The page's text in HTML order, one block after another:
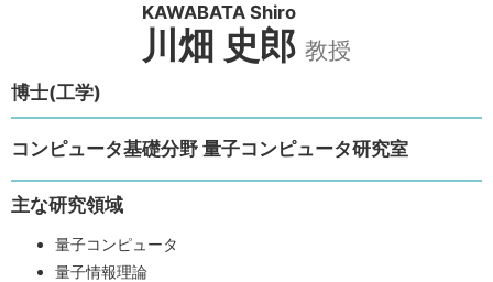
川畑 史郎
KAWABATA Shiro
教授
博士(工学)
コンピュータ基礎分野 量子コンピュータ研究室
主な研究領域
量子コンピュータ
量子情報理論